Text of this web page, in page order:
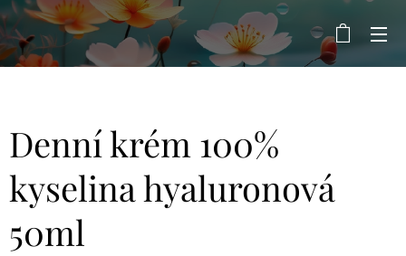
Denní krém 100%
kyselina hyaluronová
50ml